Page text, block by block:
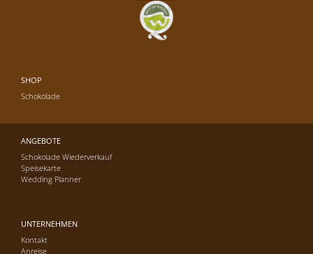
SHOP
Schokolade
ANGEBOTE
Schokolade Wiederverkauf
Speisekarte
Wedding Planner
UNTERNEHMEN
Kontakt
Anreise